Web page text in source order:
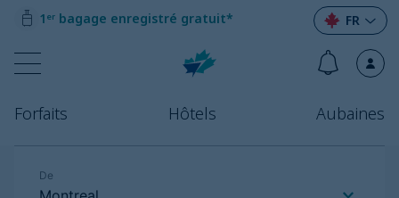
1ᵉʳ bagage enregistré gratuit*
Forfaits Hôtels Aubaines
FR